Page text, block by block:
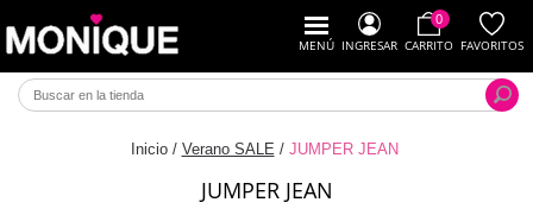
MENÚ INGRESAR
0
CARRITO FAVORITOS
Inicio / Verano SALE / JUMPER JEAN
JUMPER JEAN